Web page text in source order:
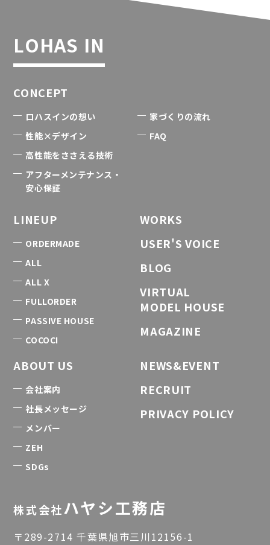
LOHAS IN
CONCEPT
ロハスインの想い
性能×デザイン
高性能をささえる技術
アフターメンテナンス・
安心保証
家づくりの流れ
FAQ
LINEUP
ORDERMADE
ALL
ALL X
FULLORDER
PASSIVE HOUSE
COCOCI
WORKS
USER'S VOICE
BLOG
VIRTUAL
MODEL HOUSE
MAGAZINE
ABOUT US
会社案内
社長メッセージ
メンバー
ZEH
SDGs
NEWS&EVENT
RECRUIT
PRIVACY POLICY
株式会社ハヤシ工務店
〒289-2714 千葉県旭市三川12156-1